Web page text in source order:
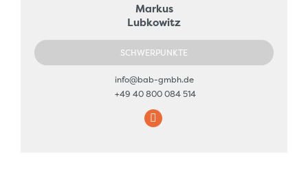
Markus
Lubkowitz
SCHWERPUNKTE
info@bab-gmbh.de
+49 40 800 084 514
E-